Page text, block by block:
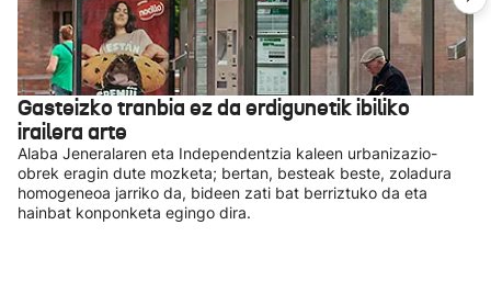
Gasteizko tranbia ez da erdigunetik ibiliko
irailera arte
Alaba Jeneralaren eta Independentzia kaleen urbanizazio-
obrek eragin dute mozketa; bertan, besteak beste, zoladura
homogeneoa jarriko da, bideen zati bat berriztuko da eta
hainbat konponketa egingo dira.